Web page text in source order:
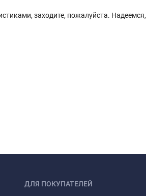
заходите, пожалуйста. Надеемся,
ДЛЯ ПОКУПАТЕЛЕЙ